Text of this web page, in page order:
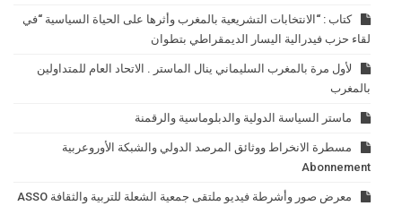
كتاب : “الانتخابات التشريعية بالمغرب وأثرها على الحياة السياسية “في
لقاء حزب فيدرالية اليسار الديمقراطي بتطوان
لأول مرة بالمغرب السليماني ينال الماستر . الاتحاد العام للمتداولين
بالمغرب
ماستر السياسة الدولية والدبلوماسية والرقمنة
مسطرة الانخراط ووثائق المرصد الدولي والشبكة الأوروعربية
Abonnement
معرض صور وأشرطة فيديو ملتقى جمعية الشعلة للتربية والثقافة ASSO